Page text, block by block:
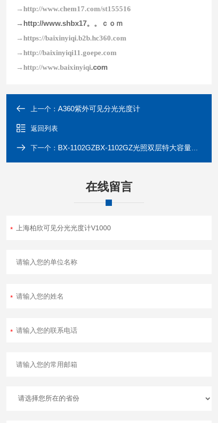
→http://www.chem17.com/st155516
→http://www.shbx17。。ｃｏｍ
→https://baixinyiqi.b2b.hc360.com
→http://baixinyiqi11.goepe.com
→http://www.baixinyiqi.com
上一个：A360紫外可见分光光度计
返回列表
下一个： BX-1102GZBX-1102GZ光照双层特大容量恒温培养摇床
在线留言